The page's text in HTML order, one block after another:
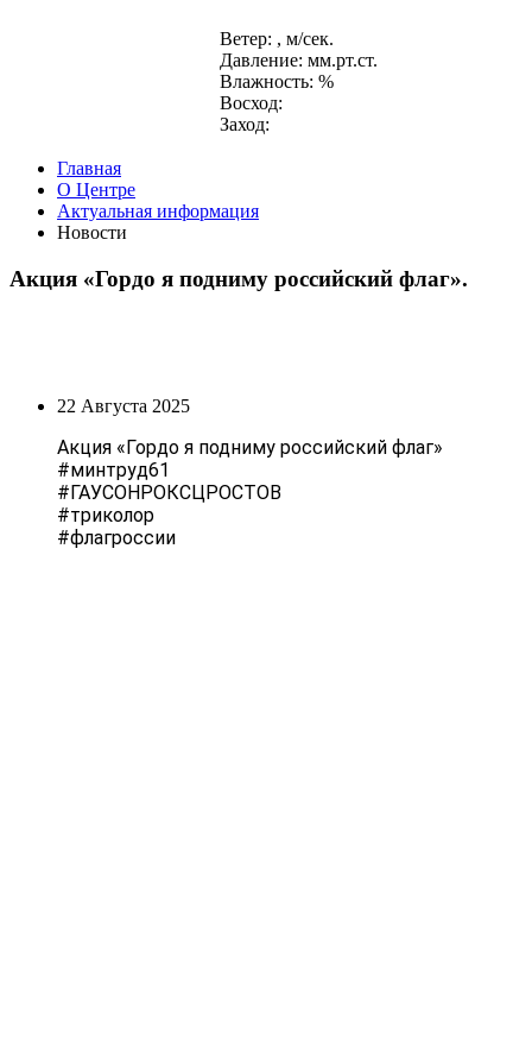
Ветер: , м/сек.
Давление: мм.рт.ст.
Влажность: %
Восход:
Заход:
Главная
О Центре
Актуальная информация
Новости
Акция «Гордо я подниму российский флаг».
22 Августа 2025
Акция «Гордо я подниму российский флаг»
#минтруд61
#ГАУСОНРОКСЦРОСТОВ
#триколор
#флагроссии